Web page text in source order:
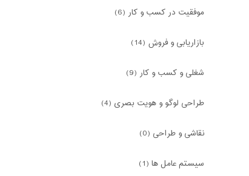
موفقیت در کسب و کار (6)
بازاریابی و فروش (14)
شغلی و کسب و کار (9)
طراحی لوگو و هویت بصری (4)
نقاشی و طراحی (0)
سیستم عامل ها (1)